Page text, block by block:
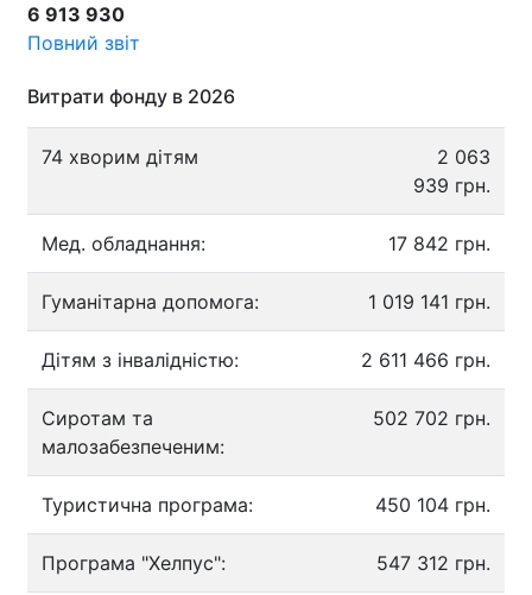
6 913 930
Повний звіт
Витрати фонду в 2026
74 хворим дітям
2 063
939 грн.
Мед. обладнання: 17 842 грн.
Гуманітарна допомога: 1 019 141 грн.
Дітям з інвалідністю: 2 611 466 грн.
Сиротам та
малозабезпеченим:
502 702 грн.
Туристична програма: 450 104 грн.
Програма "Хелпус": 547 312 грн.